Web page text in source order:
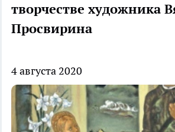
творчестве художника
Просвирина
4 августа 2020